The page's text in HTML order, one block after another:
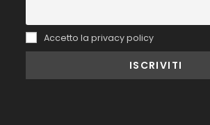
Accetto la privacy policy